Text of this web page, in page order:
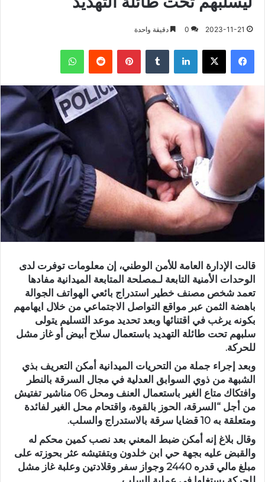
2023-11-21
0 دقيقة واحدة
فيسبوك X لينكدإن بينتيريست واتساب
قالت الإدارة العامة للأمن الوطني، إن معلومات توفرت لدى
الوحدات الأمنية التابعة لـمصلحة المتابعة الميدانية مفادها
تعمد شخص مصنف خطير استدراج بائعي الهواتف الجوالة
باهضة الثمن عبر مواقع التواصل الاجتماعي من خلال ايهامهم
بكونه يرغب في اقتنائها وبعد تحديد موعد التسليم يتولى
سلبهم تحت طائلة التهديد باستعمال سلاح أبيض أو غاز مشل
للحركة.
وبعد إجراء جملة من التحريات الميدانية أمكن التعريف بذي
الشبهة من ذوي السوابق العدلية في مجال السرقة بالنطر
وافتكاك متاع الغير باستعمال العنف ومحل 06 مناشير تفتيش
من أجل “السرقة، الحوز بالقوة، واقتحام محل الغير لفائدة
ومتعلقة به 10 قضايا سرقة بالاستدراج والسلب.
وقال بلاغ إنه أمكن ضبط المعني بعد نصب كمين محكم له
والقبض عليه بجهة حي ابن خلدون وبتفتيشه عثر بحوزته على
مبلغ مالي قدره 2440 وجواز سفر وقلادتين وعلبة غاز مشل